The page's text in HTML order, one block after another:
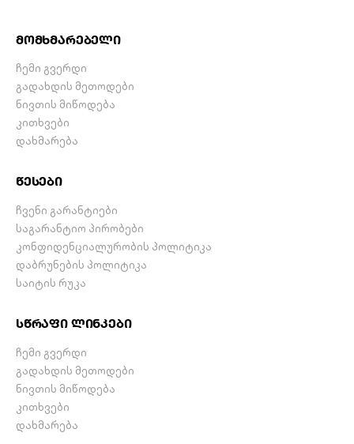
მომხმარებელი
ჩემი გვერდი
გადახდის მეთოდები
ნივთის მიწოდება
კითხვები
დახმარება
წესები
ჩვენი გარანტიები
საგარანტიო პირობები
კონფიდენციალურობის პოლიტიკა
დაბრუნების პოლიტიკა
საიტის რუკა
სწრაფი ლინკები
ჩემი გვერდი
გადახდის მეთოდები
ნივთის მიწოდება
კითხვები
დახმარება